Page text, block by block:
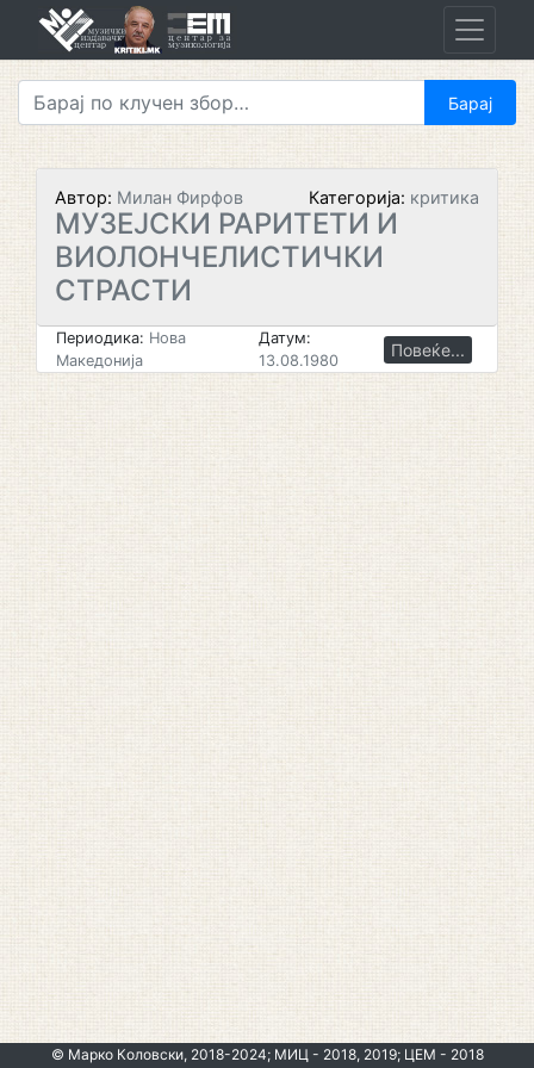
Автор: Милан Фирфов Категорија: критика
МУЗЕЈСКИ РАРИТЕТИ И
ВИОЛОНЧЕЛИСТИЧКИ
СТРАСТИ
Периодика: Нова
Македонија
Датум:
13.08.1980
Повеќе...
© Марко Коловски, 2018-2024; МИЦ - 2018, 2019; ЦЕМ - 2018